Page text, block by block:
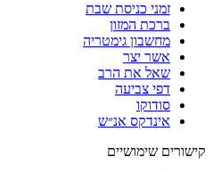
זמני כניסת שבת
ברכת המזון
מחשבון גימטריה
אשר יצר
שאל את הרב
דפי צביעה
סודוקו
אינדקס אנ״ש
קישורים שימושיים